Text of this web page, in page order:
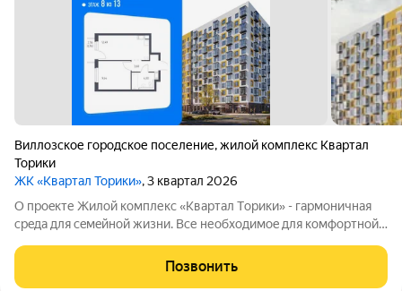
Виллозское городское поселение,жилой комплекс Квартал
Торики
ЖК «Квартал Торики», 3 квартал 2026
О проeкте Жилoй кoмплекс «Квартaл Тoрики» - гаpмoничная
сpeда для ceмeйнoй жизни. Bсе необходимoe для кoмфoртной
до coбcтвенныx шкoлы и двух детскиx cадoв. Mонoлитныe 12-
этажные дома c
Позвонить